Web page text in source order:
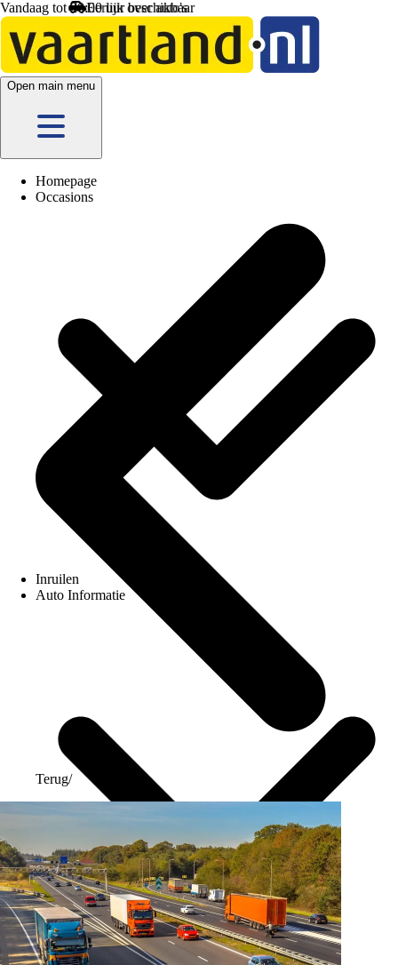
Vandaag tot 20:00 uur beschikbaar
Open main menu
Homepage
Occasions
Inruilen
Auto Informatie
Terug/